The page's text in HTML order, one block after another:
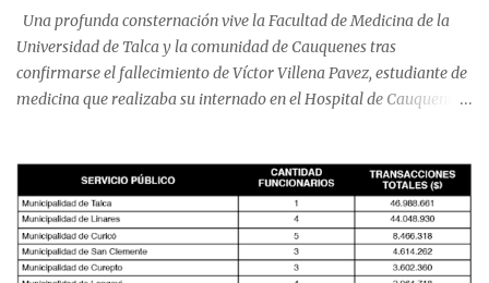
Una profunda consternación vive la Facultad de Medicina de la
Universidad de Talca y la comunidad de Cauquenes tras
confirmarse el fallecimiento de Víctor Villena Pavez, estudiante de
medicina que realizaba su internado en el Hospital de Cauquenes.
malestares físicos. Dada la complejidad de su estado de salud, el
equipo médico determinó su traslado de urgencia al Hospital
Regional de Talca y dado la urgencia la ambulancia partió hacia
Talca con escolta de Carabineros. En medio del traslado, el